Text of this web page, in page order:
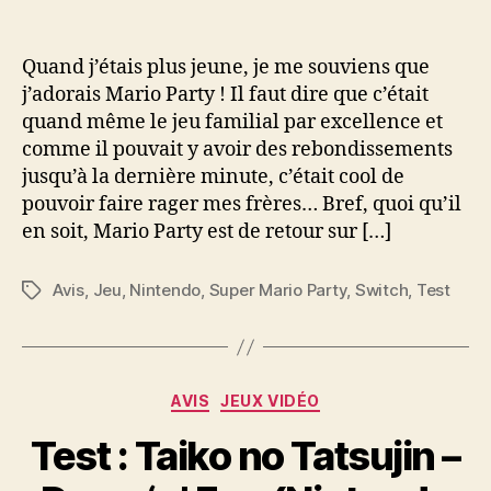
Quand j’étais plus jeune, je me souviens que
j’adorais Mario Party ! Il faut dire que c’était
quand même le jeu familial par excellence et
comme il pouvait y avoir des rebondissements
jusqu’à la dernière minute, c’était cool de
pouvoir faire rager mes frères… Bref, quoi qu’il
en soit, Mario Party est de retour sur […]
Étiquettes
Avis, Jeu, Nintendo, Super Mario Party, Switch, Test
Catégories
AVIS JEUX VIDÉO
Test : Taiko no Tatsujin –